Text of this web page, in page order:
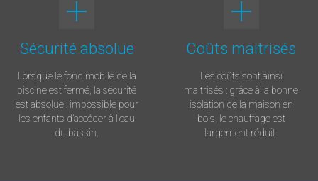
Sécurité absolue
Lorsque le fond mobile de la
piscine est fermé, la sécurité
est absolue : impossible pour
les enfants d’accéder à l’eau
du bassin.
Coûts maitrisés
Les coûts sont ainsi
maitrisés : grâce à la bonne
isolation de la maison en
bois, le chauffage est
largement réduit.